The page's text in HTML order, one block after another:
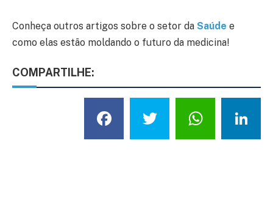
Conheça outros artigos sobre o setor da Saúde e
como elas estão moldando o futuro da medicina!
COMPARTILHE:
Facebook
Twitter